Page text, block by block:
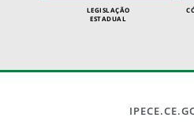
LEGISLAÇÃO
ESTADUAL